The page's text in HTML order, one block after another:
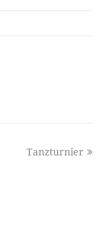
next
Tanzturnier